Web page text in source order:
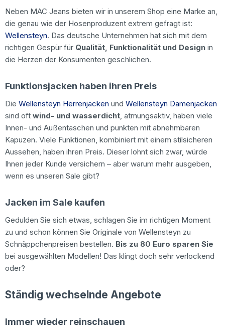
Neben MAC Jeans bieten wir in unserem Shop eine Marke an,
die genau wie der Hosenproduzent extrem gefragt ist:
Wellensteyn. Das deutsche Unternehmen hat sich mit dem
richtigen Gespür für Qualität, Funktionalität und Design in
die Herzen der Konsumenten geschlichen.
Funktionsjacken haben ihren Preis
Die Wellensteyn Herrenjacken und Wellensteyn Damenjacken
sind oft wind- und wasserdicht, atmungsaktiv, haben viele
Innen- und Außentaschen und punkten mit abnehmbaren
Kapuzen. Viele Funktionen, kombiniert mit einem stilsicheren
Aussehen, haben ihren Preis. Dieser lohnt sich zwar, würde
Ihnen jeder Kunde versichern – aber warum mehr ausgeben,
wenn es unseren Sale gibt?
Jacken im Sale kaufen
Gedulden Sie sich etwas, schlagen Sie im richtigen Moment
zu und schon können Sie Originale von Wellensteyn zu
Schnäppchenpreisen bestellen. Bis zu 80 Euro sparen Sie
bei ausgewählten Modellen! Das klingt doch sehr verlockend
oder?
Ständig wechselnde Angebote
Immer wieder reinschauen